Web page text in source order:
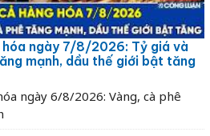
ngày 7/8/2026: Tỷ giá và
mạnh, dầu thế giới bật tăng
ngày 6/8/2026: Vàng, cà phê